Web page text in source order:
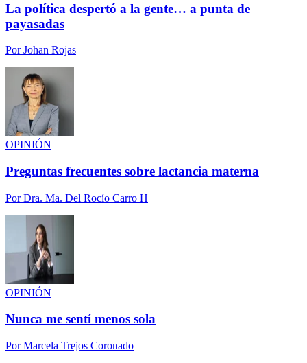
La política despertó a la gente… a punta de
payasadas
PorJohan Rojas
OPINIÓN
Preguntas frecuentes sobre lactancia materna
PorDra. Ma. Del Rocío Carro H
OPINIÓN
Nunca me sentí menos sola
PorMarcela Trejos Coronado